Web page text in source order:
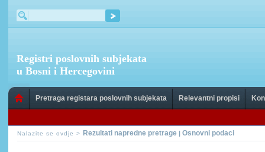
Registri poslovnih subjekata
u Bosni i Hercegovini
Pretraga registara poslovnih subjekata Relevantni propisi
Nalazite se ovdje > Rezultati napredne pretrage | Osnovni podaci